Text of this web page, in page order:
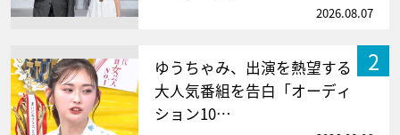
2026.08.07
2
ゆうちゃみ、出演を熱望する
大人気番組を告白「オーディ
ション10…